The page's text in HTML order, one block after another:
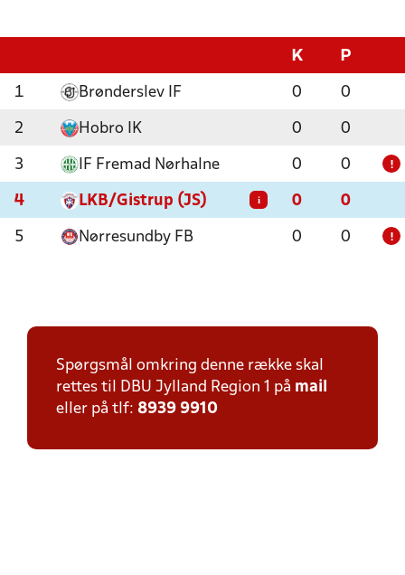
K P
1 Brønderslev IF 0 0
2 Hobro IK 0 0
3 IF Fremad Nørhalne 0 0 !
4 LKB/Gistrup (JS) i 0 0
5 Nørresundby FB 0 0 !
Spørgsmål omkring denne række skal
rettes til DBU Jylland Region 1 på mail
eller på tlf: 8939 9910